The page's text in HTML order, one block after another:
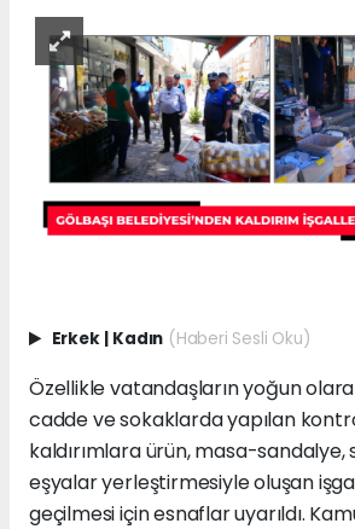
Erkek | Kadın (Haberi Sesli Oku)
Özellikle vatandaşların yoğun
cadde ve sokaklarda yapılan
kaldırımlara ürün, masa-
eşyalar yerleştirmesiyle oluşan
geçilmesi için esnaflar uyarıldı.